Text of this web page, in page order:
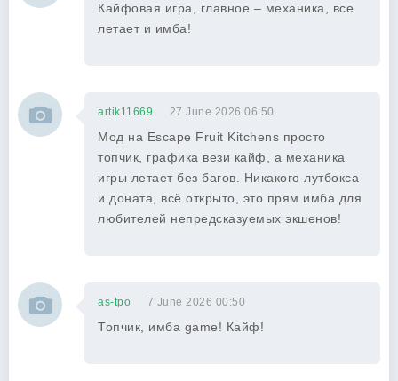
Кайфовая игра, главное – механика, все
летает и имба!
artik11669 27 June 2026 06:50
Мод на Escape Fruit Kitchens просто
топчик, графика вези кайф, а механика
игры летает без багов. Никакого лутбокса
и доната, всё открыто, это прям имба для
любителей непредсказуемых экшенов!
as-tpo 7 June 2026 00:50
Топчик, имба game! Кайф!